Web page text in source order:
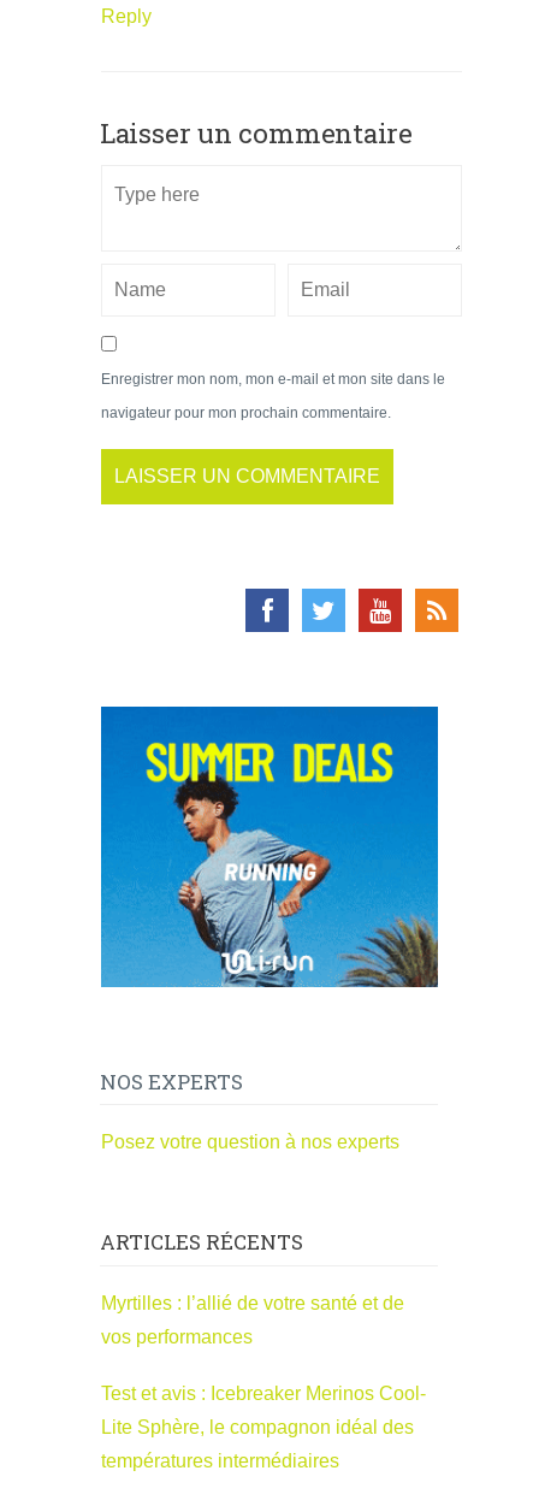
Reply
Laisser un commentaire
Enregistrer mon nom, mon e-mail et mon site dans le
navigateur pour mon prochain commentaire.
NOS EXPERTS
Posez votre question à nos experts
ARTICLES RÉCENTS
Myrtilles : l’allié de votre santé et de
vos performances
Test et avis : Icebreaker Merinos Cool-
Lite Sphère, le compagnon idéal des
températures intermédiaires